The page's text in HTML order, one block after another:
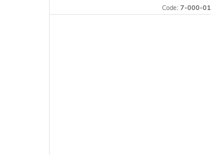
n
z roztokov. Unikátna konštrukcia
Code:7-000-